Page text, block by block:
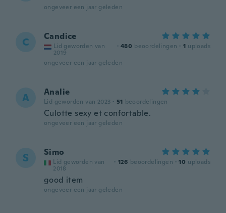
ongeveer een jaar geleden
C Candice
Lid geworden van
2019
· 480 beoordelingen · 1 uploads
ongeveer een jaar geleden
A Analie
Lid geworden van 2023 · 51 beoordelingen
Culotte sexy et confortable.
ongeveer een jaar geleden
S Simo
Lid geworden van
2018
· 126 beoordelingen · 10 uploads
good item
ongeveer een jaar geleden